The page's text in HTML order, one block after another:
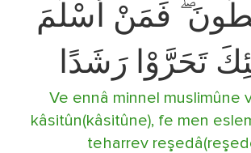
فَمَنْ أَسْلَمَ
تَحَرَّوْا رَشَدًا
Ve ennâ minnel muslimûne
kâsitûn(kâsitûne), fe men
teharrev